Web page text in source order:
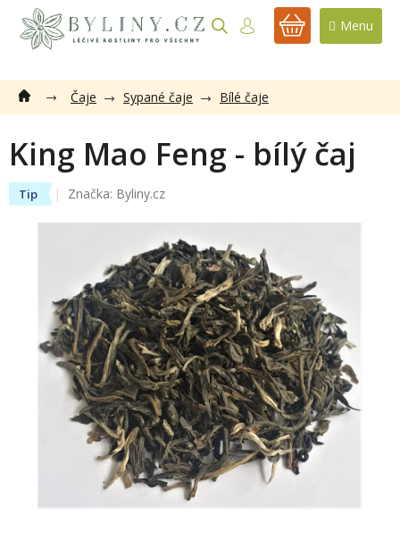
obsah
NÁKUPNÍ
Čaje Sypané čaje Bílé čaje
King Mao Feng - bílý čaj
Tip Značka: Byliny.cz